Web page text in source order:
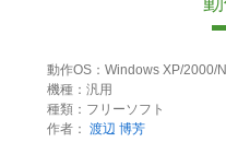
動作OS：Windows XP/2000/
機種：汎用
種類：フリーソフト
作者： 渡辺 博芳